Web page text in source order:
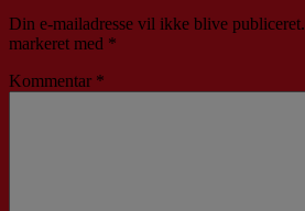
Din e-mailadresse vil ikke blive publiceret.
markeret med *
Kommentar *